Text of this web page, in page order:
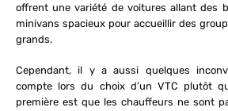
offrent une variété de voitures allant des
minivans spacieux pour accueillir des
grands.
Cependant, il y a aussi quelques
compte lors du choix d’un VTC plutôt
première est que les chauffeurs ne sont